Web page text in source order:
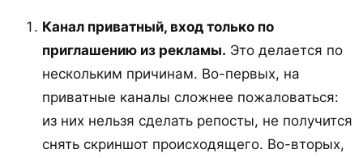
Канал приватный, вход только по
приглашению из рекламы. Это делается по
нескольким причинам. Во-первых, на
приватные каналы сложнее пожаловаться:
из них нельзя сделать репосты, не получится
снять скриншот происходящего. Во-вторых,